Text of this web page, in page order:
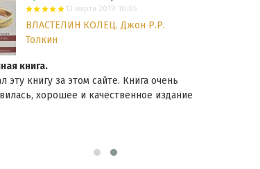
13 марта 2019 10:05
ВЛАСТЕЛИН КОЛЕЦ. Джон Р.Р.
Толкин
книга.
эту книгу за этом сайте. Книга очень
хорошее и качественное издание